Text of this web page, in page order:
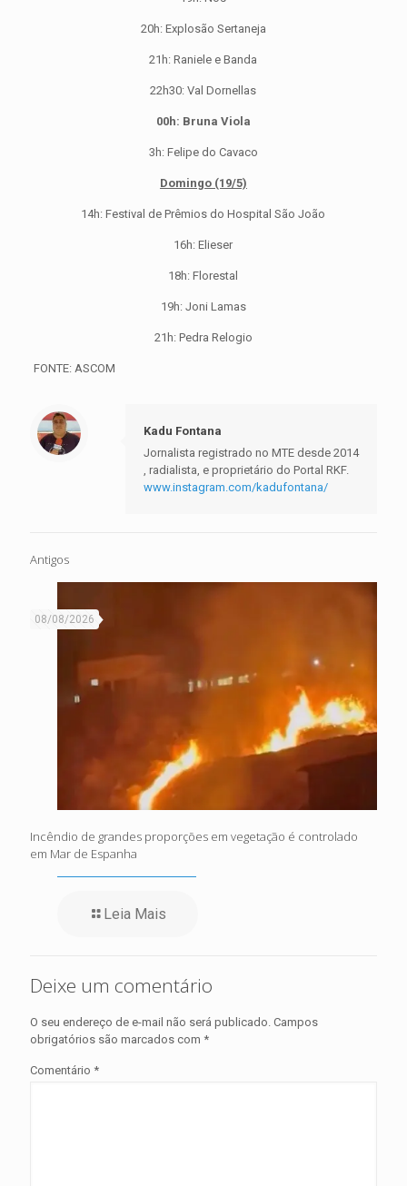
20h: Explosão Sertaneja
21h: Raniele e Banda
22h30: Val Dornellas
00h: Bruna Viola
3h: Felipe do Cavaco
Domingo (19/5)
14h: Festival de Prêmios do Hospital São João
16h: Elieser
18h: Florestal
19h: Joni Lamas
21h: Pedra Relogio
FONTE: ASCOM
Kadu Fontana
Jornalista registrado no MTE desde 2014
, radialista, e proprietário do Portal RKF.
www.instagram.com/kadufontana/
Antigos
08/08/2026
Incêndio de grandes proporções em vegetação é controlado
em Mar de Espanha
Leia Mais
Deixe um comentário
O seu endereço de e-mail não será publicado. Campos
obrigatórios são marcados com *
Comentário *